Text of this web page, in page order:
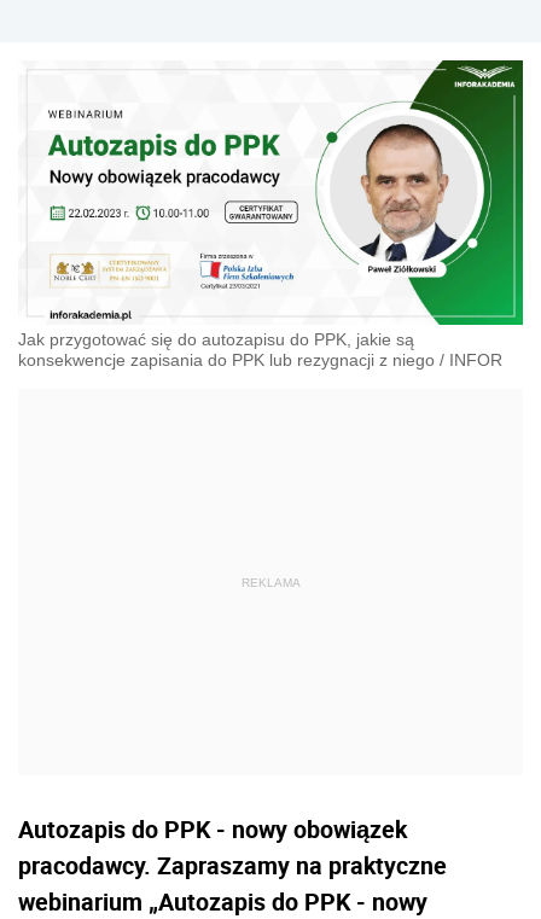
Jak przygotować się do autozapisu do PPK, jakie są
konsekwencje zapisania do PPK lub rezygnacji z niego / INFOR
Autozapis do PPK - nowy obowiązek
pracodawcy. Zapraszamy na praktyczne
webinarium „Autozapis do PPK - nowy